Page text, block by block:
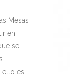
Mesas
en
se
ello es